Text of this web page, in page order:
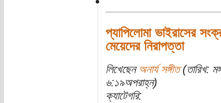
প্যাপিলোমা ভাইরাসের
মেয়েদের নিরাপত্তা
লিখেছেন অনার্য সঙ্গীত(তারিখ:
৬:১৯অপরাহ্ন)
ক্যাটেগরি: